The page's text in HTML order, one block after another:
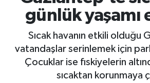
günlük yaşamı
Sıcak havanın etkili olduğu
vatandaşlar serinlemek için
Çocuklar ise fıskiyelerin
sıcaktan korunmaya
Genel
Gündem
Haberler
Tüm Manşetler
Son Dakika Haberleri
Haber Arşivi